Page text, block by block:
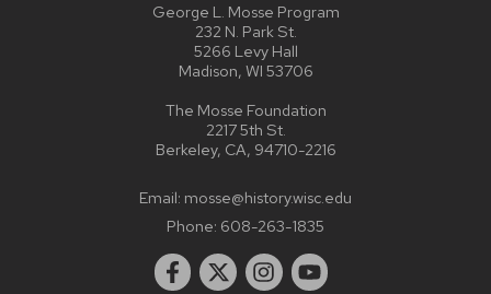
George L. Mosse Program
232 N. Park St.
5266 Levy Hall
Madison, WI 53706
The Mosse Foundation
2217 5th St.
Berkeley, CA, 94710-2216
Email: mosse@history.wisc.edu
Phone: 608-263-1835